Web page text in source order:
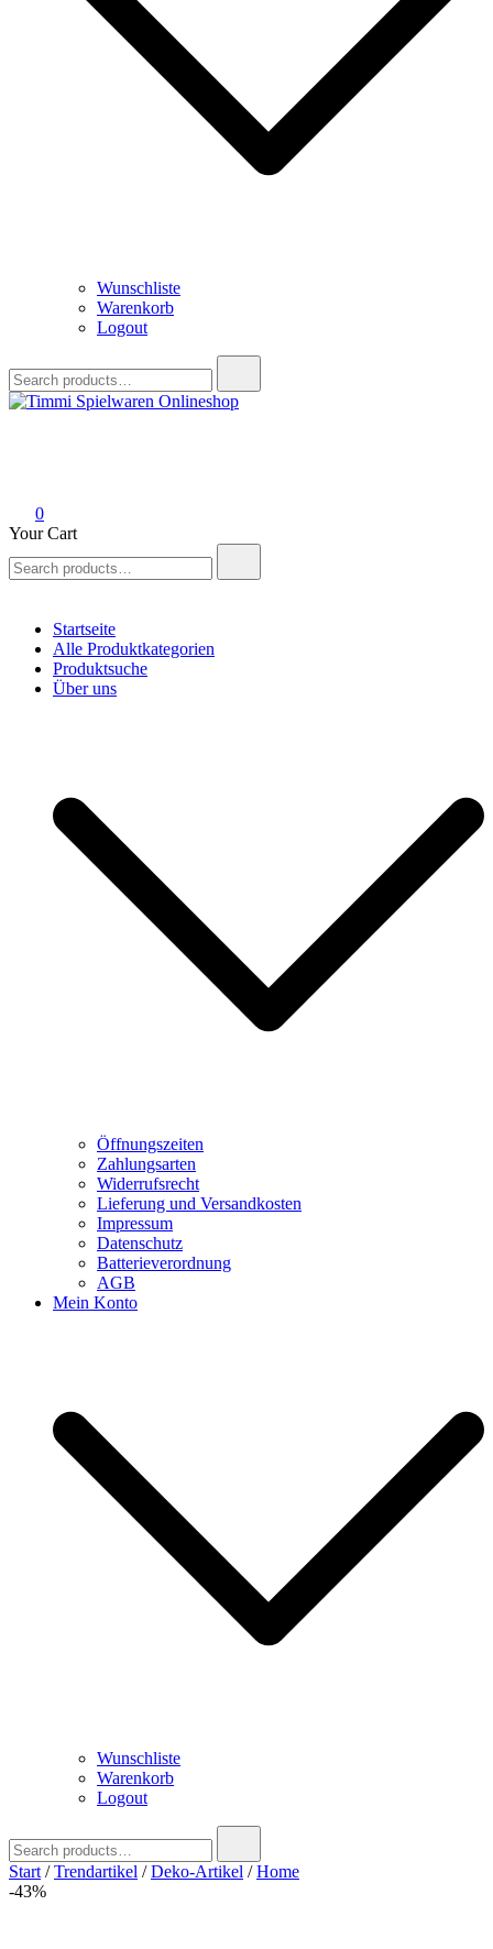
Wunschliste
Warenkorb
Logout
for:
0
Your Cart
for:
Startseite
Alle Produktkategorien
Produktsuche
Über uns
Öffnungszeiten
Zahlungsarten
Widerrufsrecht
Lieferung und Versandkosten
Impressum
Datenschutz
Batterieverordnung
AGB
Mein Konto
Wunschliste
Warenkorb
Logout
for:
Start /Trendartikel /Deko-Artikel /Home
-43%